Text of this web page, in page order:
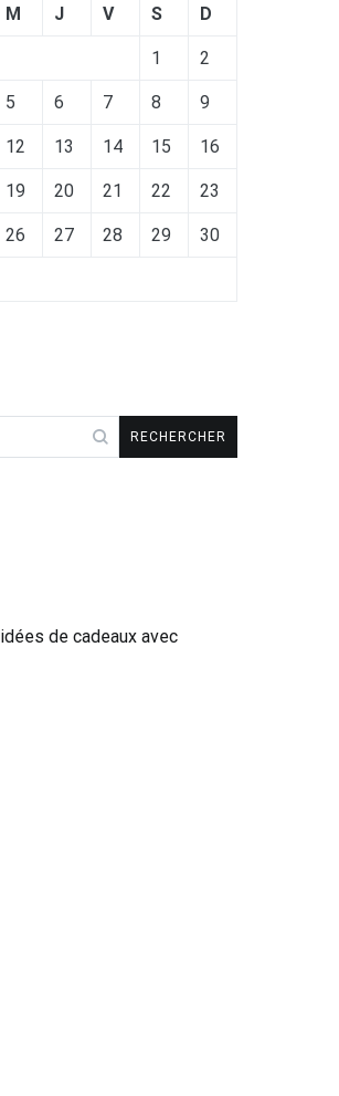
M J V S D
1 2
5 6 7 8 9
12 13 14 15 16
19 20 21 22 23
26 27 28 29 30
idées de cadeaux avec